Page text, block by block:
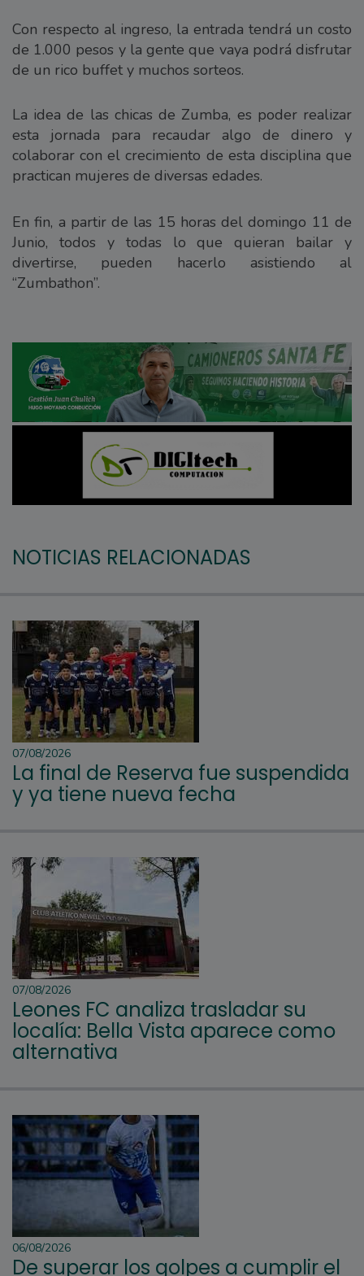
Con respecto al ingreso, la entrada tendrá un costo
de 1.000 pesos y la gente que vaya podrá disfrutar
de un rico buffet y muchos sorteos.
La idea de las chicas de Zumba, es poder realizar
esta jornada para recaudar algo de dinero y
colaborar con el crecimiento de esta disciplina que
practican mujeres de diversas edades.
En fin, a partir de las 15 horas del domingo 11 de
Junio, todos y todas lo que quieran bailar y
divertirse, pueden hacerlo asistiendo al
“Zumbathon”.
NOTICIAS RELACIONADAS
07/08/2026
La final de Reserva fue suspendida
y ya tiene nueva fecha
07/08/2026
Leones FC analiza trasladar su
localía: Bella Vista aparece como
alternativa
06/08/2026
De superar los golpes a cumplir el